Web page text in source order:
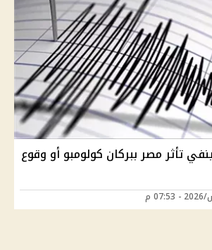
تأثر مصر ببركان كولومبو أو وقوع